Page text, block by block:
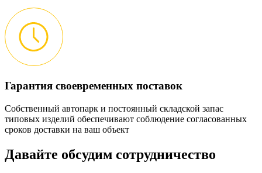
Гарантия своевременных поставок
Собственный автопарк и постоянный складской запас
типовых изделий обеспечивают соблюдение согласованных
сроков доставки на ваш объект
Давайте обсудим сотрудничество